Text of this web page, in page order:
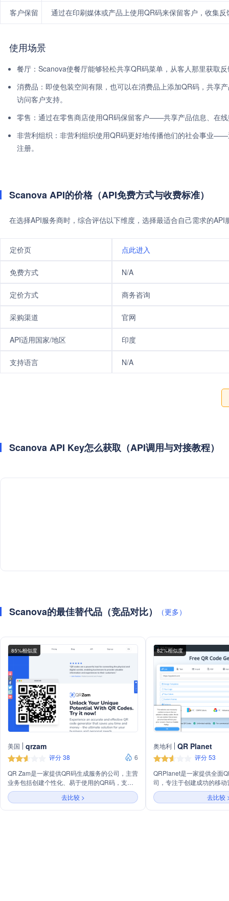
客户保留
通过在印刷媒体或产品上使用QR码来保留客户，收集
使用场景
餐厅：Scanova使餐厅能够轻松共享QR码菜单，从客人那里获取
消费品：即使包装空间有限，也可以在消费品上添加QR码，共享
访问客户支持。
零售：通过在零售商店使用QR码保留客户——共享产品信息、在
非营利组织：非营利组织使用QR码更好地传播他们的社会事业
注册。
Scanova API的价格（API免费方式与收费标准）
在选择API服务商时，综合评估以下维度，选择最适合自己需求的
定价页 点此进入
免费方式 N/A
定价方式 商务咨询
采购渠道 官网
API适用国家/地区 印度
支持语言 N/A
Scanova API Key怎么获取（API调用与对接教程）
Scanova的最佳替代品（竞品对比） （更多）
85%相似度
美国 qrzam
评分 38
6
QR Zam是一家提供QR码生成服务的公司，主营
业务包括创建个性化、易于使用的QR码，支持
动态和静态QR码生成，以及定制化落地页。公
司致力于通过技术简化用户连接数字世界的过
程，提升品牌影响力并优化业务流程。
去比较 >
82%相似度
奥地利 QR Planet
评分 53
QRPlanet是一家提供全面
司，专注于创建成功的移
轻松创建指向移动设备优
态更改QR码的目标URL而
提供包括QR码管理、分析
去比较